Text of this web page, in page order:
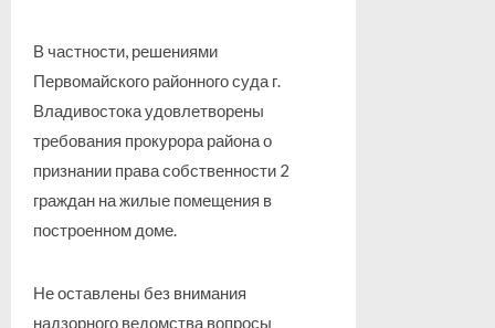
В частности, решениями
Первомайского районного суда г.
Владивостока удовлетворены
требования прокурора района о
признании права собственности 2
граждан на жилые помещения в
построенном доме.
Не оставлены без внимания
надзорного ведомства вопросы